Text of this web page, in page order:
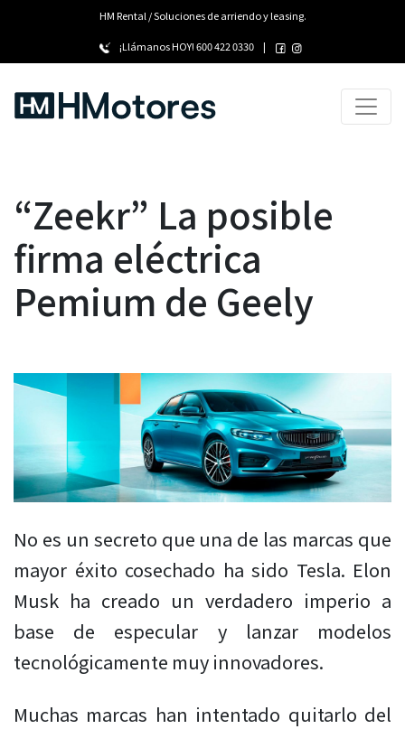
HM Rental / Soluciones de arriendo y leasing.
¡Llámanos HOY!600 422 0330 |
“Zeekr” La posible
firma eléctrica
Pemium de Geely
No es un secreto que una de las marcas que
mayor éxito cosechado ha sido Tesla. Elon
Musk ha creado un verdadero imperio a
base de especular y lanzar modelos
tecnológicamente muy innovadores.
Muchas marcas han intentado quitarlo del